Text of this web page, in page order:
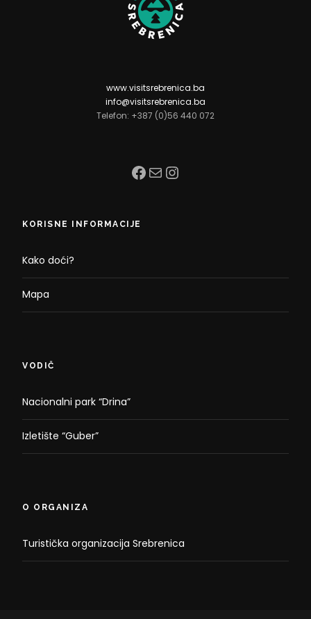
www.visitsrebrenica.ba
info@visitsrebrenica.ba
Telefon: +387 (0)56 440 072
Facebook Mail Instagram
KORISNE INFORMACIJE
Kako doći?
Mapa
VODIČ
Nacionalni park “Drina”
Izletište “Guber”
O ORGANIZA
Turistička organizacija Srebrenica